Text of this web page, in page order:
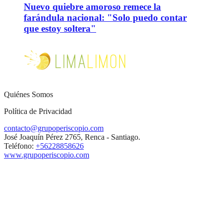
Nuevo quiebre amoroso remece la
farándula nacional: "Solo puedo contar
que estoy soltera"
Quiénes Somos
Política de Privacidad
contacto@grupoperiscopio.com
José Joaquín Pérez 2765, Renca - Santiago.
Teléfono: +56228858626
www.grupoperiscopio.com